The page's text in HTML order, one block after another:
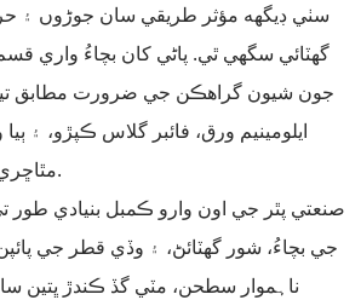
سٺي ڊيگهه مؤثر طريقي سان جوڑوں ۽
گهٽائي سگهي ٿي. پاڻي کان بچاءُ واري
جون شيون گراهڪن جي ضرورت مطابق
ايلومينيم ورق، فائبر گلاس ڪپڙو، ۽
مٿاڇري تي چڙهائي سگهجن ٿا.
جي بچاءُ، شور گهٽائڻ، ۽ وڏي قطر جي
ناہموار سطحن، مٽي گڏ ڪندڙ ڀتين